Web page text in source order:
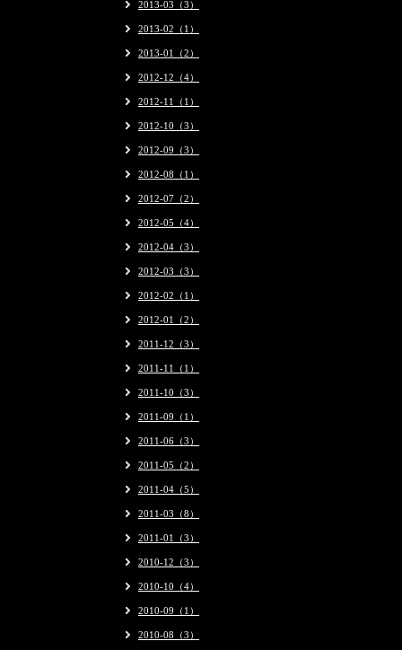
2013-03（3）
2013-02（1）
2013-01（2）
2012-12（4）
2012-11（1）
2012-10（3）
2012-09（3）
2012-08（1）
2012-07（2）
2012-05（4）
2012-04（3）
2012-03（3）
2012-02（1）
2012-01（2）
2011-12（3）
2011-11（1）
2011-10（3）
2011-09（1）
2011-06（3）
2011-05（2）
2011-04（5）
2011-03（8）
2011-01（3）
2010-12（3）
2010-10（4）
2010-09（1）
2010-08（3）